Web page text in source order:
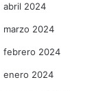
abril 2024
marzo 2024
febrero 2024
enero 2024